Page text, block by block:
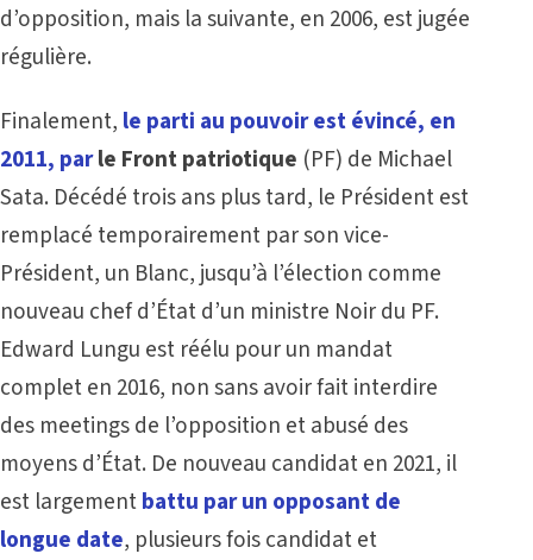
d’opposition, mais la suivante, en 2006, est jugée
régulière.
Finalement, le parti au pouvoir est évincé, en
2011, parle Front patriotique (PF) de Michael
Sata. Décédé trois ans plus tard, le Président est
remplacé temporairement par son vice-
Président, un Blanc, jusqu’à l’élection comme
nouveau chef d’État d’un ministre Noir du PF.
Edward Lungu est réélu pour un mandat
complet en 2016, non sans avoir fait interdire
des meetings de l’opposition et abusé des
moyens d’État. De nouveau candidat en 2021, il
est largementbattu par un opposant de
longue date, plusieurs fois candidat et